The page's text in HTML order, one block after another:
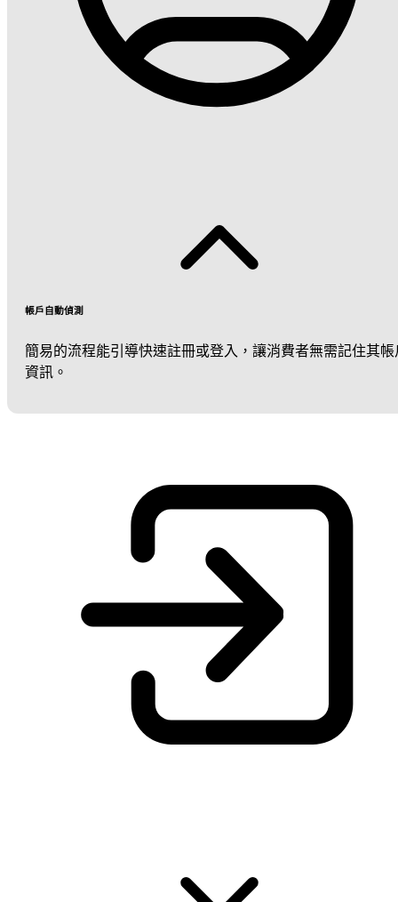
帳戶自動偵測
簡易的流程能引導快速註冊或登入，讓消費者無需記住其帳
資訊。